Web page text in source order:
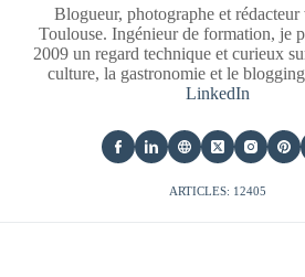
Blogueur, photographe et rédacteur
Toulouse. Ingénieur de formation, je
2009 un regard technique et curieux
culture, la gastronomie et le
LinkedIn
ARTICLES: 12405